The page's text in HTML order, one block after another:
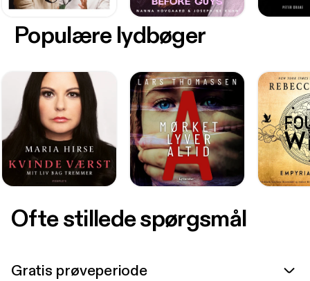
Populære lydbøger
Ofte stillede spørgsmål
Gratis prøveperiode